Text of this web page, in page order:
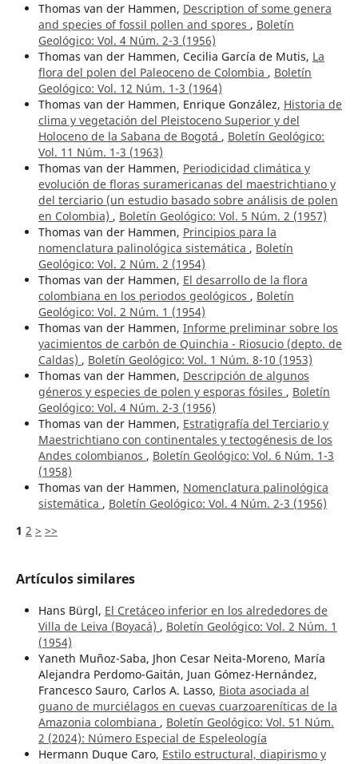
Thomas van der Hammen, Description of some genera
and species of fossil pollen and spores , Boletín
Geológico: Vol. 4 Núm. 2-3 (1956)
Thomas van der Hammen, Cecilia García de Mutis, La
flora del polen del Paleoceno de Colombia , Boletín
Geológico: Vol. 12 Núm. 1-3 (1964)
Thomas van der Hammen, Enrique González, Historia de
clima y vegetación del Pleistoceno Superior y del
Holoceno de la Sabana de Bogotá , Boletín Geológico:
Vol. 11 Núm. 1-3 (1963)
Thomas van der Hammen, Periodicidad climática y
evolución de floras suramericanas del maestrichtiano y
del terciario (un estudio basado sobre análisis de polen
en Colombia) , Boletín Geológico: Vol. 5 Núm. 2 (1957)
Thomas van der Hammen, Principios para la
nomenclatura palinológica sistemática , Boletín
Geológico: Vol. 2 Núm. 2 (1954)
Thomas van der Hammen, El desarrollo de la flora
colombiana en los periodos geológicos , Boletín
Geológico: Vol. 2 Núm. 1 (1954)
Thomas van der Hammen, Informe preliminar sobre los
yacimientos de carbón de Quinchia - Riosucio (depto. de
Caldas) , Boletín Geológico: Vol. 1 Núm. 8-10 (1953)
Thomas van der Hammen, Descripción de algunos
géneros y especies de polen y esporas fósiles , Boletín
Geológico: Vol. 4 Núm. 2-3 (1956)
Thomas van der Hammen, Estratigrafía del Terciario y
Maestrichtiano con continentales y tectogénesis de los
Andes colombianos , Boletín Geológico: Vol. 6 Núm. 1-3
(1958)
Thomas van der Hammen, Nomenclatura palinológica
sistemática , Boletín Geológico: Vol. 4 Núm. 2-3 (1956)
1 2 > >>
Artículos similares
Hans Bürgl, El Cretáceo inferior en los alrededores de
Villa de Leiva (Boyacá) , Boletín Geológico: Vol. 2 Núm. 1
(1954)
Yaneth Muñoz-Saba, Jhon Cesar Neita-Moreno, María
Alejandra Perdomo-Gaitán, Juan Gómez-Hernández,
Francesco Sauro, Carlos A. Lasso, Biota asociada al
guano de murciélagos en cuevas cuarzoareníticas de la
Amazonia colombiana , Boletín Geológico: Vol. 51 Núm.
2 (2024): Número Especial de Espeleología
Hermann Duque Caro, Estilo estructural, diapirismo y